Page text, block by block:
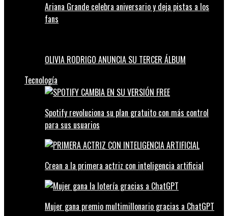
Ariana Grande celebra aniversario y deja pistas a los
fans
OLIVIA RODRIGO ANUNCIA SU TERCER ÁLBUM
Tecnología
Spotify revoluciona su plan gratuito con más control
para sus usuarios
Crean a la primera actriz con inteligencia artificial
Mujer gana premio multimillonario gracias a ChatGPT